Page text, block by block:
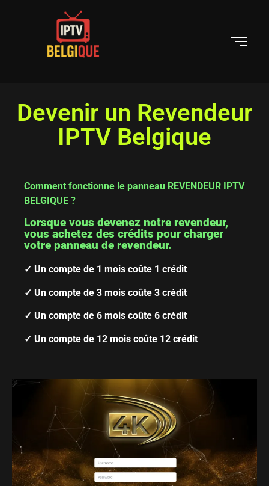
Devenir un Revendeur
IPTV Belgique
Comment fonctionne le panneau REVENDEUR IPTV
BELGIQUE ?
Lorsque vous devenez notre revendeur,
vous achetez des crédits pour charger
votre panneau de revendeur.
✓ Un compte de 1 mois coûte 1 crédit
✓ Un compte de 3 mois coûte 3 crédit
✓ Un compte de 6 mois coûte 6 crédit
✓ Un compte de 12 mois coûte 12 crédit